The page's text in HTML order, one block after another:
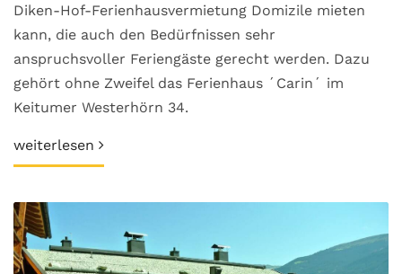
Diken-Hof-Ferienhausvermietung Domizile mieten
kann, die auch den Bedürfnissen sehr
anspruchsvoller Feriengäste gerecht werden. Dazu
gehört ohne Zweifel das Ferienhaus ´Carin´ im
Keitumer Westerhörn 34.
weiterlesen